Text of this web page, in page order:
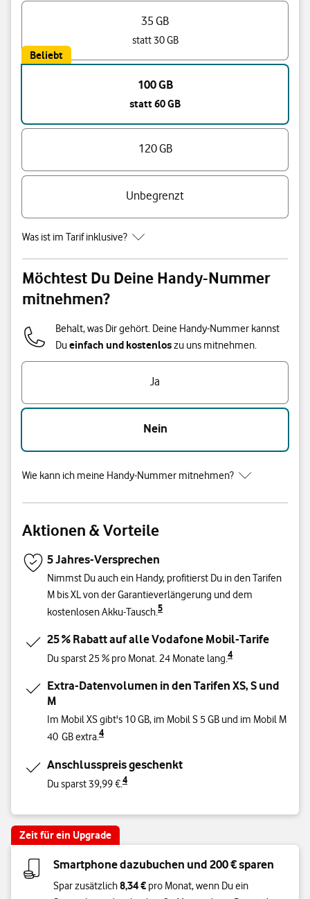
35 GB
statt 30 GB
Beliebt
100 GB
statt 60 GB
120 GB
Unbegrenzt
Was ist im Tarif inklusive?
Möchtest Du Deine Handy-Nummer
mitnehmen?
Behalt, was Dir gehört. Deine Handy-Nummer kannst
Dueinfach und kostenloszu uns mitnehmen.
Ja
Nein
Wie kann ich meine Handy-Nummer mitnehmen?
Aktionen & Vorteile
5 Jahres-Versprechen
Nimmst Du auch ein Handy, profitierst Du in den Tarifen
M bis XL von der Garantieverlängerung und dem
kostenlosen Akku-Tausch.5
25 % Rabatt auf alle Vodafone Mobil-Tarife
Du sparst 25 % pro Monat. 24 Monate lang.4
Extra-Datenvolumen in den Tarifen XS, S und
M
Im Mobil XS gibt's 10 GB, im Mobil S 5 GB und im Mobil M
40 GB extra.4
Anschlusspreis geschenkt
Du sparst 39,99 €.4
Zeit für ein Upgrade
Smartphone dazubuchen und 200 € sparen
Spar zusätzlich8,34 € pro Monat, wenn Du ein